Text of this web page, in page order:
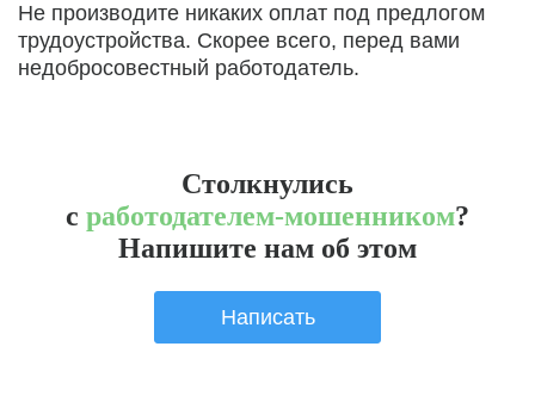
Не производите никаких оплат под предлогом
трудоустройства. Скорее всего, перед вами
недобросовестный работодатель.
Столкнулись
с работодателем-мошенником?
Напишите нам об этом
Написать